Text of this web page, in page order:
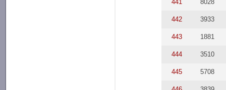
441 8028
442 3933
443 1881
444 3510
445 5708